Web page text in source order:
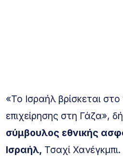
«Το Ισραήλ βρίσκεται
επιχείρησης στη Γάζα»,
σύμβουλος εθνικής
Ισραήλ, Τσαχί